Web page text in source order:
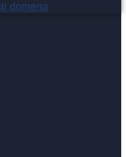
domena